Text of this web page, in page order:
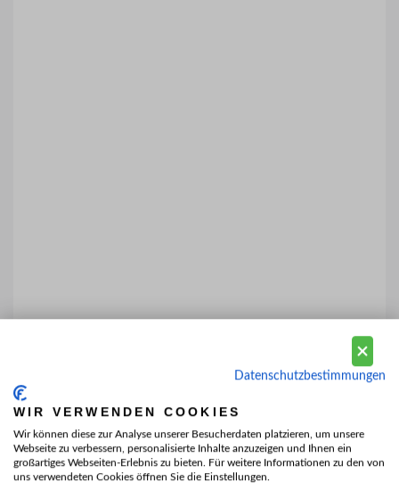
Datenschutzbestimmungen
WIR VERWENDEN COOKIES
Wir können diese zur Analyse unserer Besucherdaten platzieren, um unsere
Webseite zu verbessern, personalisierte Inhalte anzuzeigen und Ihnen ein
großartiges Webseiten-Erlebnis zu bieten. Für weitere Informationen zu den von
uns verwendeten Cookies öffnen Sie die Einstellungen.